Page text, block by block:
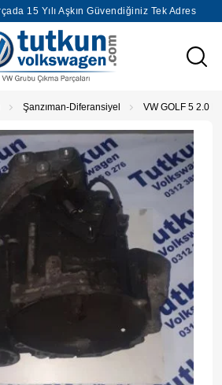
15 Yılı Aşkın Güvendiğiniz Tek Adres
Şanzıman-Diferansiyel VW GOLF 5 2.0